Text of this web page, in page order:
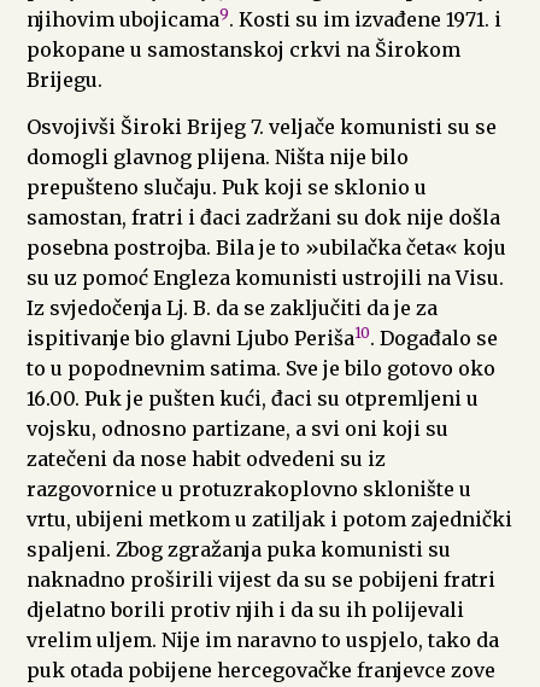
njihovim ubojicama9. Kosti su im izvađene 1971. i
pokopane u samostanskoj crkvi na Širokom
Brijegu.
Osvojivši Široki Brijeg 7. veljače komunisti su se
domogli glavnog plijena. Ništa nije bilo
prepušteno slučaju. Puk koji se sklonio u
samostan, fratri i đaci zadržani su dok nije došla
posebna postrojba. Bila je to »ubilačka četa« koju
su uz pomoć Engleza komunisti ustrojili na Visu.
Iz svjedočenja Lj. B. da se zaključiti da je za
ispitivanje bio glavni Ljubo Periša10. Događalo se
to u popodnevnim satima. Sve je bilo gotovo oko
16.00. Puk je pušten kući, đaci su otpremljeni u
vojsku, odnosno partizane, a svi oni koji su
zatečeni da nose habit odvedeni su iz
razgovornice u protuzrakoplovno sklonište u
vrtu, ubijeni metkom u zatiljak i potom zajednički
spaljeni. Zbog zgražanja puka komunisti su
naknadno proširili vijest da su se pobijeni fratri
djelatno borili protiv njih i da su ih polijevali
vrelim uljem. Nije im naravno to uspjelo, tako da
puk otada pobijene hercegovačke franjevce zove